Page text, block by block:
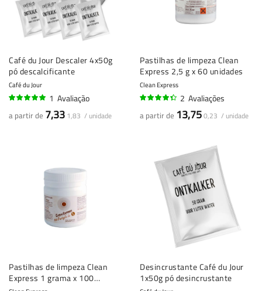
Café du Jour Descaler 4x50g
pó descalcificante
Café du Jour
1 Avaliação
a partir de 7,33 1,83 / unidade
Pastilhas de limpeza Clean
Express 2,5 g x 60 unidades
Clean Express
2 Avaliações
a partir de 13,750,23 / unidade
Pastilhas de limpeza Clean
Express 1 grama x 100
Desincrustante Café du Jour
1x50g pó desincrustante